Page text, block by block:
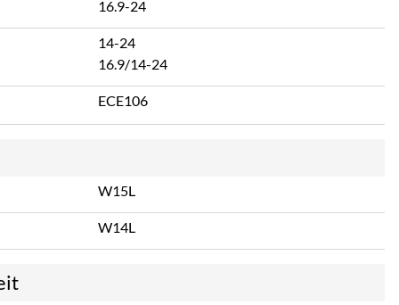
16.9-24
14-24
16.9/14-24
ECE106
W15L
W14L